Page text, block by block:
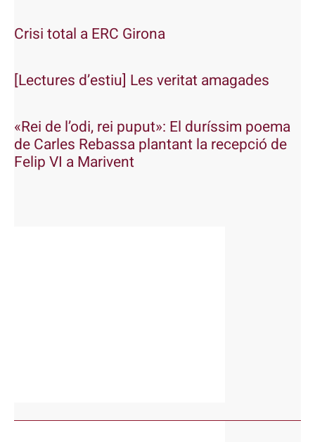
Crisi total a ERC Girona
[Lectures d’estiu] Les veritat amagades
«Rei de l’odi, rei puput»: El duríssim poema
de Carles Rebassa plantant la recepció de
Felip VI a Marivent